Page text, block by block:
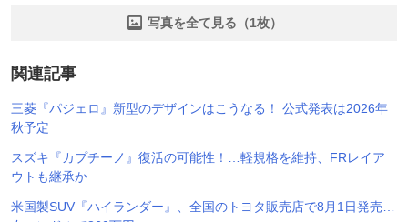
写真を全て見る（1枚）
関連記事
三菱『パジェロ』新型のデザインはこうなる！ 公式発表は2026年
秋予定
スズキ『カプチーノ』復活の可能性！…軽規格を維持、FRレイア
ウトも継承か
米国製SUV『ハイランダー』、全国のトヨタ販売店で8月1日発売…